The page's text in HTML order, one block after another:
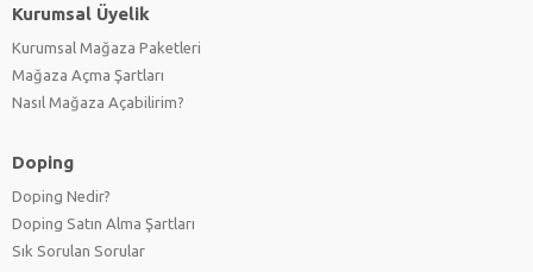
Kurumsal Üyelik
Kurumsal Mağaza Paketleri
Mağaza Açma Şartları
Nasıl Mağaza Açabilirim?
Doping
Doping Nedir?
Doping Satın Alma Şartları
Sık Sorulan Sorular